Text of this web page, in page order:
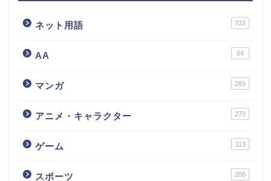
ネット用語 732
AA 64
マンガ 289
アニメ・キャラクター 270
ゲーム 113
スポーツ 208